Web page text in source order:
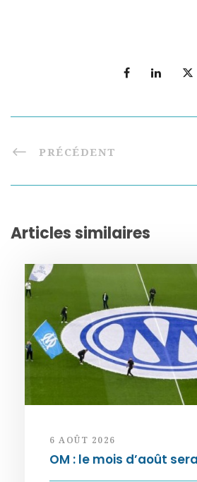
PRÉCÉDENT
Articles similaires
6 AOÛT 2026
OM : le mois d’août